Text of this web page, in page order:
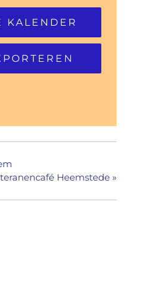
KALENDER
Heemstede »